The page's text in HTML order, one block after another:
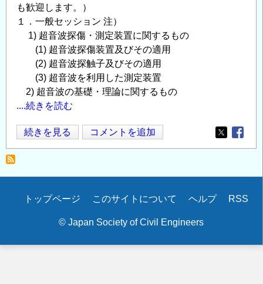
も歓迎します。）
１．一般セッション 注）
1) 超音波探傷・測定装置に関するもの
(1) 超音波探傷装置及びその適用
(2) 超音波探触子及びその適用
(3) 超音波を利用した測定装置
2) 超音波の基礎・理論に関するもの
....続きを読む
第
32
超
波
続きを見る コメントを追加
Opens in
Secondary
トップページ このサイトについて ヘルプ RSS
© Japan Society of Civil Engineers